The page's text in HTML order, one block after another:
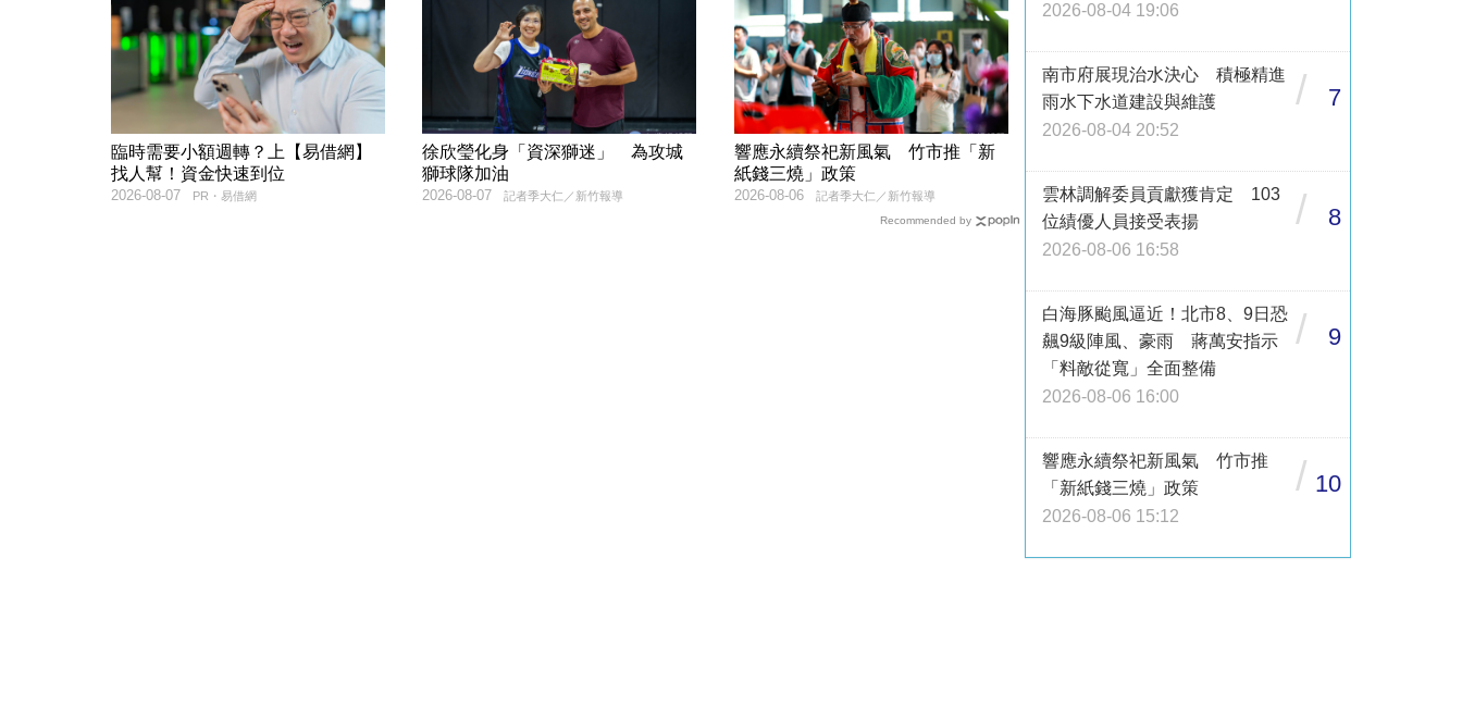
臨時需要小額週轉？上【易借網】
找人幫！資金快速到位
PR・易借網
2026-08-07
徐欣瑩化身「資深獅迷」 為攻城
獅球隊加油
記者季大仁／新竹報導
2026-08-07
響應永續祭祀新風氣 竹市推「新
紙錢三燒」政策
記者季大仁／新竹報導
2026-08-06
Recommended by
2026-08-04 19:06
南市府展現治水決心 積極精進
雨水下水道建設與維護
2026-08-04 20:52
/ 7
雲林調解委員貢獻獲肯定 103
位績優人員接受表揚
2026-08-06 16:58
/ 8
白海豚颱風逼近！北市8、9日恐
飆9級陣風、豪雨 蔣萬安指示
「料敵從寬」全面整備
2026-08-06 16:00
/ 9
響應永續祭祀新風氣 竹市推
「新紙錢三燒」政策
2026-08-06 15:12
/ 10